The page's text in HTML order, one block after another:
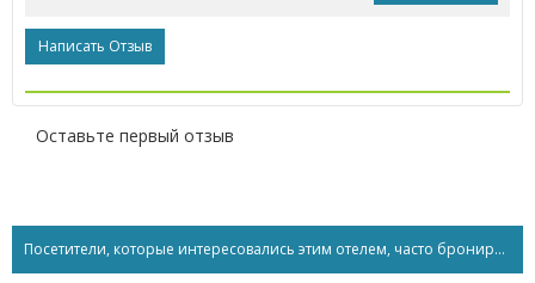
Написать Отзыв
Оставьте первый отзыв
Посетители, которые интересовались этим отелем, часто бронируют...